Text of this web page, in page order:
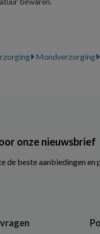
Mondverzorging
onze nieuwsbrief
de beste aanbiedingen en